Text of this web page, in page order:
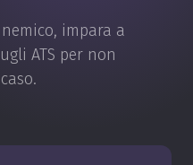
impara a
ATS per non